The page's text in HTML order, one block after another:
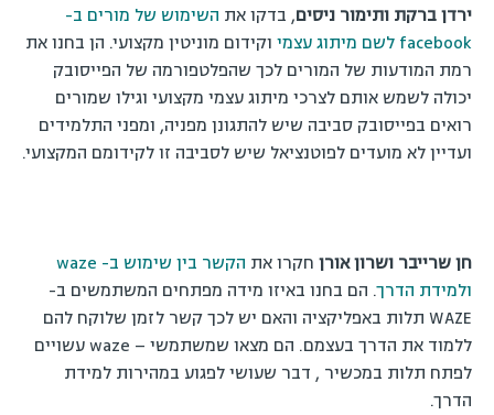
ירדן ברקת ותימור ניסים, בדקו את השימוש של מורים ב-
facebook לשם מיתוג עצמי
וקידום מוניטין מקצועי. הן בחנו את
רמת המודעות של המורים לכך שהפלטפורמה של הפייסובק
יכולה לשמש אותם לצרכי מיתוג עצמי מקצועי וגילו שמורים
רואים בפייסובק סביבה שיש להתגונן מפניה, ומפני התלמידים
ועדיין לא מועדים לפוטנציאל שיש לסביבה זו לקידומם המקצועי.
חן שרייבר ושרון אורן חקרו את
הקשר בין שימוש ב- waze
ולמידת הדרך. הם בחנו באיזו מידה מפתחים המשתמשים ב-
WAZE תלות באפליקציה והאם יש לכך קשר לזמן שלוקח להם
ללמוד את הדרך בעצמם. הם מצאו שמשתמשי – waze עשויים
לפתח תלות במכשיר , דבר שעושי לפגוע במהירות למידת
הדרך.